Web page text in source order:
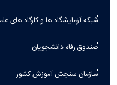
شبکه آزمایشگاه ها و کارگاه های
صندوق رفاه دانشجویان
سازمان سنجش آموزش کشور